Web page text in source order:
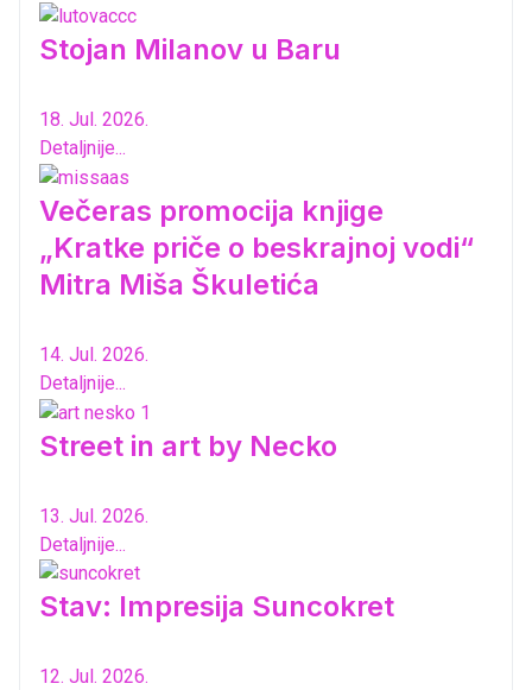
Stojan Milanov u Baru
18. Jul. 2026.
Detaljnije...
Večeras promocija knjige
„Kratke priče o beskrajnoj vodi“
Mitra Miša Škuletića
14. Jul. 2026.
Detaljnije...
Street in art by Necko
13. Jul. 2026.
Detaljnije...
Stav: Impresija Suncokret
12. Jul. 2026.